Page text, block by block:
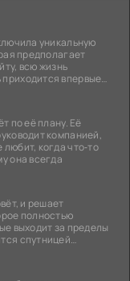
уникальную
предполагает
всю жизнь
впервые
по её плану. Её
компанией,
когда что‑то
она всегда
и решает
полностью
выходит за пределы
спутницей